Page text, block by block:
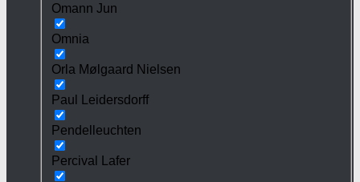
Omann Jun
Omnia
Orla Mølgaard Nielsen
Paul Leidersdorff
Pendelleuchten
Percival Lafer